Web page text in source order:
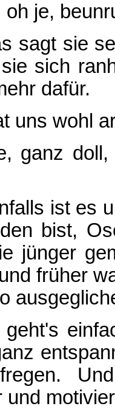
oh je,
sagt sie
sich
dafür.
uns wohl
ganz
ist es
bist,
jünger
früher